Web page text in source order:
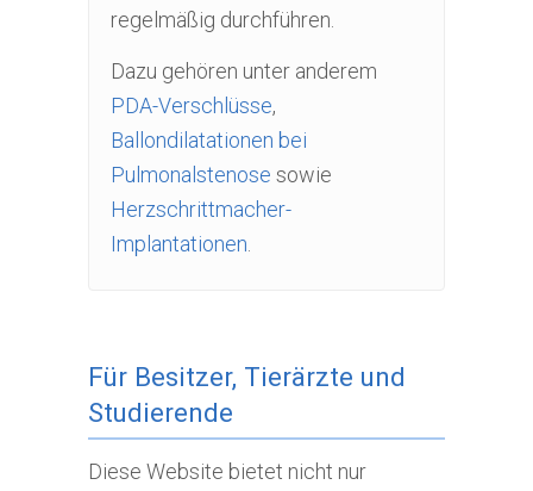
regelmäßig durchführen.
Dazu gehören unter anderem
PDA-Verschlüsse,
Ballondilatationen bei
Pulmonalstenose sowie
Herzschrittmacher-
Implantationen.
Für Besitzer, Tierärzte und
Studierende
Diese Website bietet nicht nur